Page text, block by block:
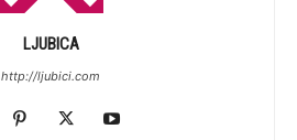
LJUBICA
http://ljubici.com